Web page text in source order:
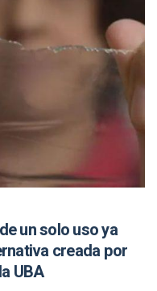
un solo uso ya
creada por
UBA